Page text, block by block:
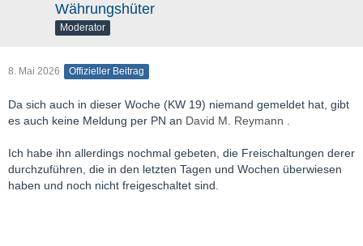
Währungshüter
Moderator
8. Mai 2026 Offizieller Beitrag
Da sich auch in dieser Woche (KW 19) niemand gemeldet hat, gibt
es auch keine Meldung per PN an David M. Reymann .
Ich habe ihn allerdings nochmal gebeten, die Freischaltungen derer
durchzuführen, die in den letzten Tagen und Wochen überwiesen
haben und noch nicht freigeschaltet sind.